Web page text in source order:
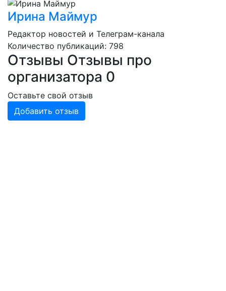
Ирина Маймур
Редактор новостей и Телеграм-канала
Количество публикаций: 798
Отзывы Отзывы про
организатора 0
Оставьте свой отзыв
Добавить отзыв